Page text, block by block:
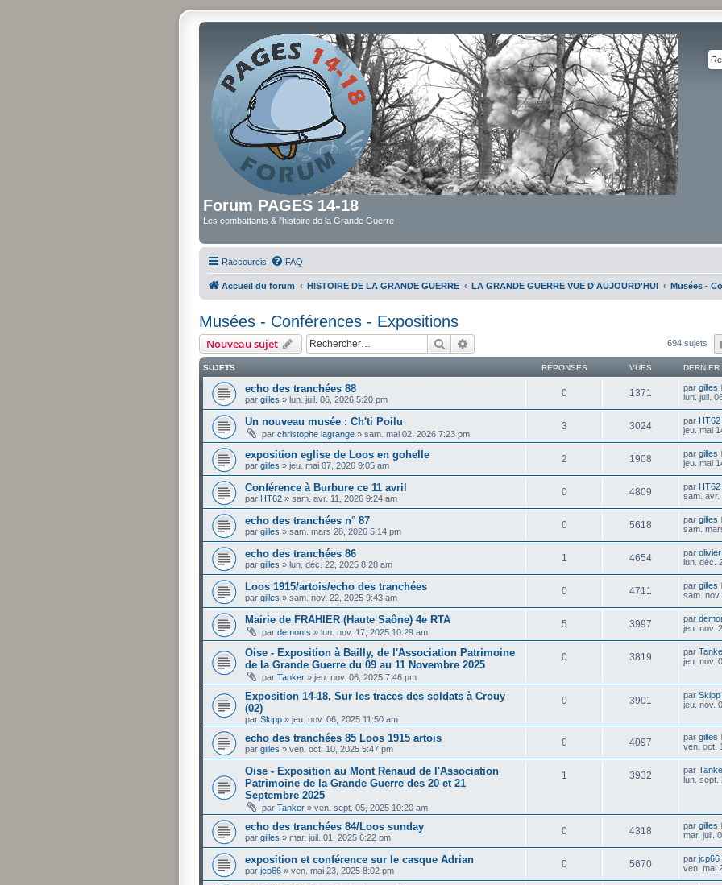
Forum PAGES 14-18
Les combattants & l'histoire de la Grande Guerre
Raccourcis FAQ
Accueil du forum HISTOIRE DE LA GRANDE GUERRE LA GRANDE GUERRE VUE D'AUJOURD'HUI Musées -
Musées - Conférences - Expositions
Nouveau sujet Rechercher 694 sujets
SUJETS RÉPONSES VUES
echo des tranchées 88
par gilles » lun. juil. 06, 2026 5:20 pm
0 1371 par gilles
lun. juil.
Un nouveau musée : Ch'ti Poilu
par christophe lagrange » sam. mai 02, 2026 7:23 pm
3 3024 par HT62
jeu. mai
exposition eglise de Loos en gohelle
par gilles » jeu. mai 07, 2026 9:05 am
2 1908 par gilles
jeu. mai
Conférence à Burbure ce 11 avril
par HT62 » sam. avr. 11, 2026 9:24 am
0 4809 par HT62
sam. avr.
echo des tranchées n° 87
par gilles » sam. mars 28, 2026 5:14 pm
0 5618 par gilles
sam.
echo des tranchées 86
par gilles » lun. déc. 22, 2025 8:28 am
1 4654 par
lun. déc.
Loos 1915/artois/echo des tranchées
par gilles » sam. nov. 22, 2025 9:43 am
0 4711 par gilles
sam.
Mairie de FRAHIER (Haute Saône) 4e RTA
par demonts » lun. nov. 17, 2025 10:29 am
5 3997 par
jeu. nov.
Oise - Exposition à Bailly, de l'Association Patrimoine
de la Grande Guerre du 09 au 11 Novembre 2025
par Tanker » jeu. nov. 06, 2025 7:46 pm
0 3819 par
jeu. nov.
Exposition 14-18, Sur les traces des soldats à Crouy
(02)
par Skipp » jeu. nov. 06, 2025 11:50 am
0 3901 par Skipp
jeu. nov.
echo des tranchées 85 Loos 1915 artois
par gilles » ven. oct. 10, 2025 5:47 pm
0 4097 par gilles
ven. oct.
Oise - Exposition au Mont Renaud de l'Association
Patrimoine de la Grande Guerre des 20 et 21
Septembre 2025
par Tanker » ven. sept. 05, 2025 10:20 am
1 3932 par
lun. sept.
echo des tranchées 84/Loos sunday
par gilles » mar. juil. 01, 2025 6:22 pm
0 4318 par gilles
mar. juil.
exposition et conférence sur le casque Adrian
par jcp66 » ven. mai 23, 2025 8:02 pm
0 5670 par jcp66
ven. mai